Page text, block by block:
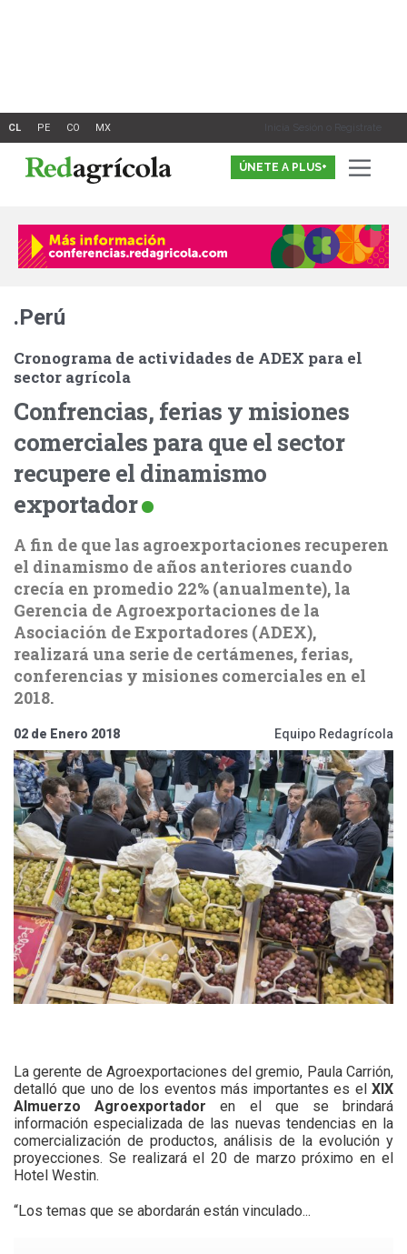
Inicia Sesión o Registrate
ÚNETE A PLUS+
.Perú
Cronograma de actividades de ADEX para el
sector agrícola
Confrencias, ferias y misiones
comerciales para que el sector
recupere el dinamismo
exportador
A fin de que las agroexportaciones recuperen
el dinamismo de años anteriores cuando
crecía en promedio 22% (anualmente), la
Gerencia de Agroexportaciones de la
Asociación de Exportadores (ADEX),
realizará una serie de certámenes, ferias,
conferencias y misiones comerciales en el
2018.
02 de Enero 2018 Equipo Redagrícola
La gerente de Agroexportaciones del gremio, Paula Carrión,
detalló que uno de los eventos más importantes es el XIX
Almuerzo Agroexportador en el que se brindará
información especializada de las nuevas tendencias en la
comercialización de productos, análisis de la evolución y
proyecciones. Se realizará el 20 de marzo próximo en el
Hotel Westin.
“Los temas que se abordarán están vinculado...